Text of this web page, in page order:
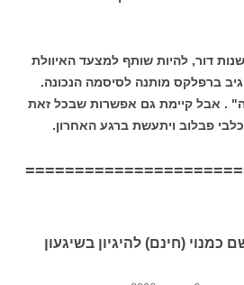
דור, להיות שותף למצעד האיוולת
ברפלקס מותנה לסיסמה הנכונה.
. אבל קיימת גם אפשרות שבכל זאת
פבלוב ויתעשת ברגע האחרון.
כמנוי (חינם) להיגיון בשיגעון